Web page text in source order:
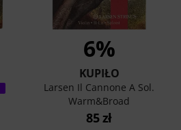
6%
KUPIŁO
Larsen Il Cannone A Sol.
Warm&Broad
85 zł